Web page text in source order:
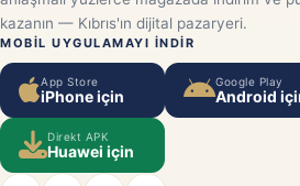
kazanın — Kıbrıs'ın dijital pazaryeri.
MOBIL UYGULAMAYI INDIR
App Store
iPhone için
Google Play
Android
Direkt APK
Huawei için